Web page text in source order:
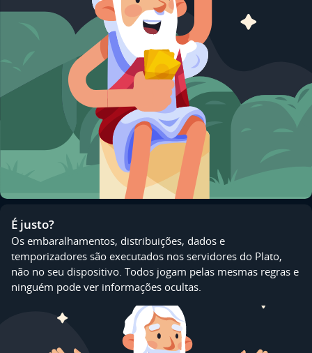
É justo?
Os embaralhamentos, distribuições, dados e
temporizadores são executados nos servidores do Plato,
não no seu dispositivo. Todos jogam pelas mesmas regras e
ninguém pode ver informações ocultas.